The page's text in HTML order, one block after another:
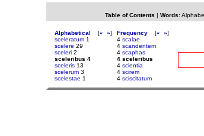
Table of Contents | Words:
Alphabetical [« »]
sceleratum 1
scelere 29
sceleri 2
sceleribus 4
sceleris 13
scelerum 3
scelestae 1
Frequency [« »]
4 scalae
4 scandentem
4 scaphas
4 sceleribus
4 scientia
4 scirem
4 sciscitatum